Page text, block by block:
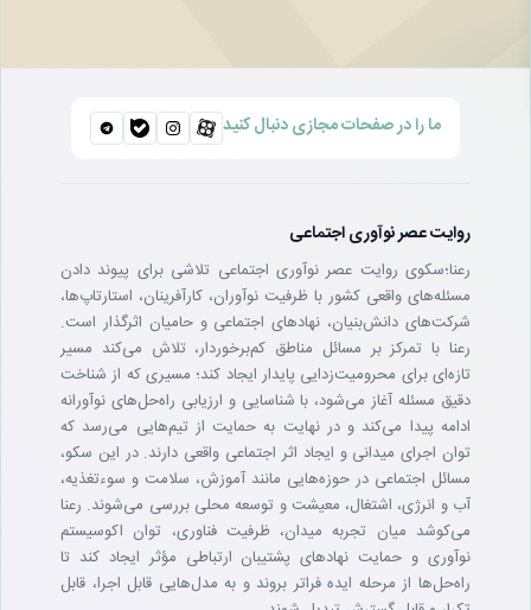
ما را در صفحات مجازی دنبال کنید
روایت عصر نوآوری اجتماعی
رعنا؛سکوی روایت عصر نوآوری اجتماعی تلاشی برای پیوند دادن
مسئله‌های واقعی کشور با ظرفیت نوآوران، کارآفرینان، استارتاپ‌ها،
شرکت‌های دانش‌بنیان، نهادهای اجتماعی و حامیان اثرگذار است.
رعنا با تمرکز بر مسائل مناطق کم‌برخوردار، تلاش می‌کند مسیر
تازه‌ای برای محرومیت‌زدایی پایدار ایجاد کند؛ مسیری که از شناخت
دقیق مسئله آغاز می‌شود، با شناسایی و ارزیابی راه‌حل‌های نوآورانه
ادامه پیدا می‌کند و در نهایت به حمایت از تیم‌هایی می‌رسد که
توان اجرای میدانی و ایجاد اثر اجتماعی واقعی دارند. در این سکو،
مسائل اجتماعی در حوزه‌هایی مانند آموزش، سلامت و سوءتغذیه،
آب و انرژی، اشتغال، معیشت و توسعه محلی بررسی می‌شوند. رعنا
می‌کوشد میان تجربه میدان، ظرفیت فناوری، توان اکوسیستم
نوآوری و حمایت نهادهای پشتیبان ارتباطی مؤثر ایجاد کند تا
راه‌حل‌ها از مرحله ایده فراتر بروند و به مدل‌هایی قابل اجرا، قابل